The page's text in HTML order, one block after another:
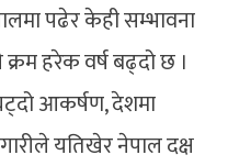
पढेर केही सम्भावना
हरेक वर्ष बढ्दो छ ।
आकर्षण, देशमा
यतिखेर नेपाल दक्ष